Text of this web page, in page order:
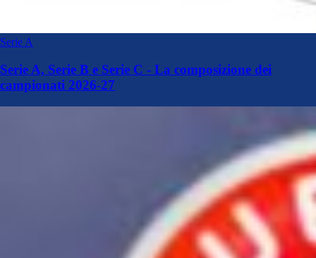
Serie A
Serie A, Serie B e Serie C - La composizione dei
campionati 2026-27